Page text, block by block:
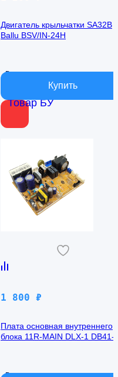
Товар БУ
Двигатель крыльчатки SA32B
Ballu BSV/IN-24H
В наличии
1 800 ₽
Плата основная внутреннего
блока 11R-MAIN DLX-1 DB41-
В наличии